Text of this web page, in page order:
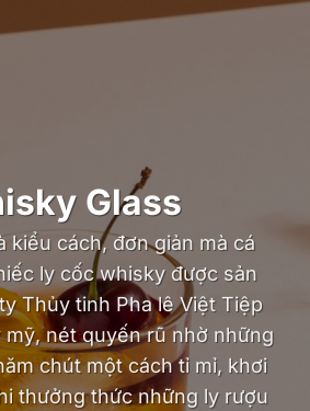
Glass
kiểu cách, đơn giản mà cá
ly cốc whisky được sản
Thủy tinh Pha lê Việt Tiệp
nét quyến rũ nhờ những
chút một cách tỉ mỉ, khơi
thưởng thức những ly rượu